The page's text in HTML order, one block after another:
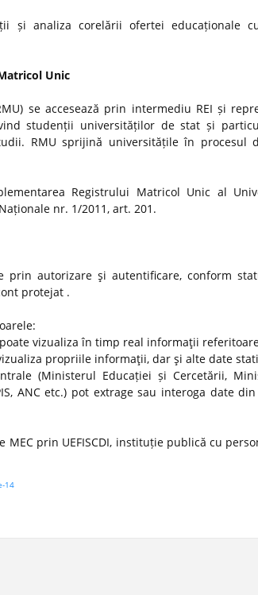
și analiza corelării ofertei educaționale
Unic
se accesează prin intermediu REI și
studenții universităților de stat și
RMU sprijină universitățile în procesul
Registrului Matricol Unic al
nr. 1/2011, art. 201.
prin autorizare şi autentificare, conform
protejat .
vizualiza în timp real informaţii
propriile informaţii, dar şi alte date
(Ministerul Educației și Cercetării,
ANC etc.) pot extrage sau interoga date
MEC prin UEFISCDI, instituție publică cu
14